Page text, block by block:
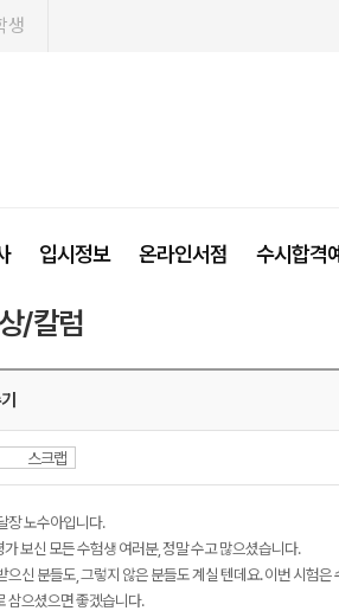
생
입시정보 온라인서점 수시합격
/칼럼
스크랩
장 노수아입니다.
보신 모든 수험생 여러분, 정말 수고 많으셨습니다.
으신 분들도, 그렇지 않은 분들도 계실 텐데요. 이번 시험
삼으셨으면 좋겠습니다.